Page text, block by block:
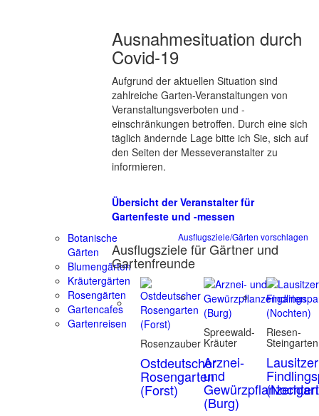
Ausnahmesituation durch
Covid-19
Aufgrund der aktuellen Situation sind
zahlreiche Garten-Veranstaltungen von
Veranstaltungsverboten und -
einschränkungen betroffen. Durch eine sich
täglich ändernde Lage bitte ich Sie, sich auf
den Seiten der Messeveranstalter zu
informieren.
Übersicht der Veranstalter für
Gartenfeste und -messen
Botanische
Gärten
Blumengärten
Kräutergärten
Rosengärten
Gartencafes
Gartenreisen
Ausflugsziele/Gärten vorschlagen
Ausflugsziele für Gärtner und
Gartenfreunde
Rosenzauber
Ostdeutscher
Rosengarten
(Forst)
Spreewald-
Kräuter
Arznei-
und
(Burg)
Riesen-
Steingarten
Lausitzer